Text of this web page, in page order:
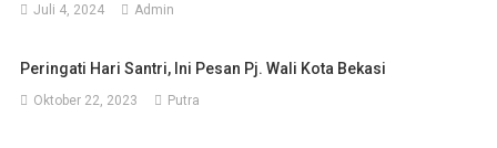
Juli 4, 2024 Admin
Peringati Hari Santri, Ini Pesan Pj. Wali Kota Bekasi
Oktober 22, 2023 Putra